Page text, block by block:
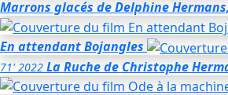
Marrons glacés de Delphine
En attendant Bojangles
71' 2022 La Ruchede Christophe